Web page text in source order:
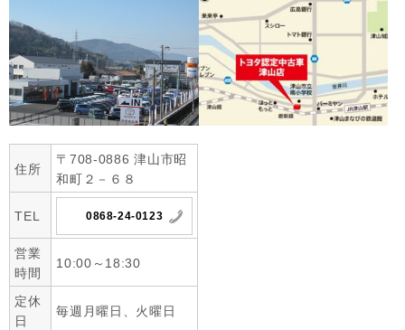
住所
〒708-0886 津山市昭
和町２－６８
TEL 0868-24-0123
営業
時間
10:00～18:30
定休
日
毎週月曜日、火曜日